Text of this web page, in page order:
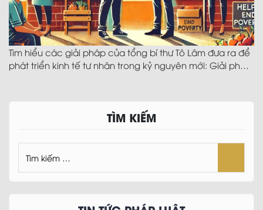
Tìm hiểu các giải pháp của tổng bí thư Tô Lâm đưa ra để
phát triển kinh tế tư nhân trong kỷ nguyên mới: Giải pháp
TÌM KIẾM